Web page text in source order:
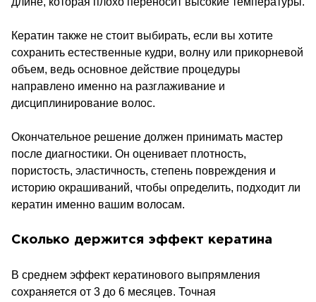
Кератин также не стоит выбирать, если вы хотите
сохранить естественные кудри, волну или прикорневой
объем, ведь основное действие процедуры
направлено именно на разглаживание и
дисциплинирование волос.
Окончательное решение должен принимать мастер
после диагностики. Он оценивает плотность,
пористость, эластичность, степень повреждения и
историю окрашиваний, чтобы определить, подходит ли
кератин именно вашим волосам.
Сколько держится эффект кератина
В среднем эффект кератинового выпрямления
сохраняется от 3 до 6 месяцев. Точная